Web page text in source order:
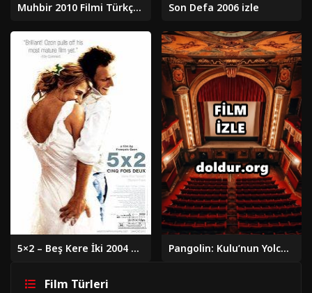
Muhbir 2010 Filmi Türkçe Dublaj Altyazılı Full izle Son Defa 2006 izle
5×2 – Beş Kere İki 2004 Türkçe Dublaj Altyazılı Full izle Pangolin: Kulu’nun Yolculuğu (2025)
Film Türleri